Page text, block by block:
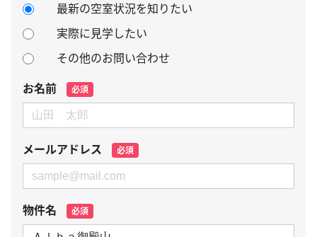
最新の空室状況を知りたい
実際に見学したい
その他のお問い合わせ
お名前
必須
メールアドレス 必須
物件名 必須